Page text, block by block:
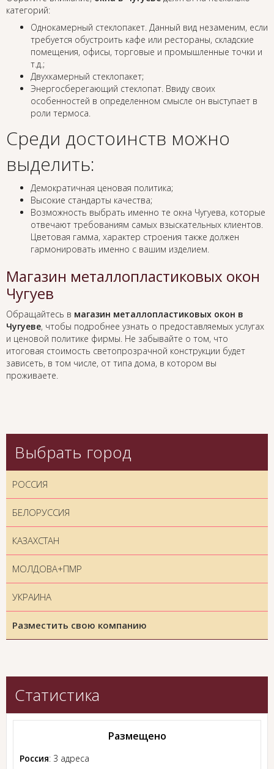
категорий:
Однокамерный стеклопакет. Данный вид незаменим, если
требуется обустроить кафе или рестораны, складские
помещения, офисы, торговые и промышленные точки и
т.д.;
Двухкамерный стеклопакет;
Энергосберегающий стеклопат. Ввиду своих
особенностей в определенном смысле он выступает в
роли термоса.
Среди достоинств можно
выделить:
Демократичная ценовая политика;
Высокие стандарты качества;
Возможность выбрать именно те окна Чугуева, которые
отвечают требованиям самых взыскательных клиентов.
Цветовая гамма, характер строения также должен
гармонировать именно с вашим изделием.
Магазин металлопластиковых окон
Чугуев
Обращайтесь в магазин металлопластиковых окон в
Чугуеве, чтобы подробнее узнать о предоставляемых услугах
и ценовой политике фирмы. Не забывайте о том, что
итоговая стоимость светопрозрачной конструкции будет
зависеть, в том числе, от типа дома, в котором вы
проживаете.
Выбрать город
РОССИЯ
БЕЛОРУССИЯ
КАЗАХСТАН
МОЛДОВА+ПМР
УКРАИНА
Разместить свою компанию
Статистика
Размещено
Россия: 3 адреса